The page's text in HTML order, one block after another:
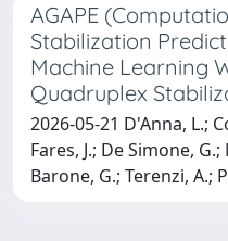
AGAPE
Stabilization
Machine Learning
Quadruplex
2026-05-21 D'Anna, L.;
Fares, J.; De Simone,
Barone, G.; Terenzi, A.;